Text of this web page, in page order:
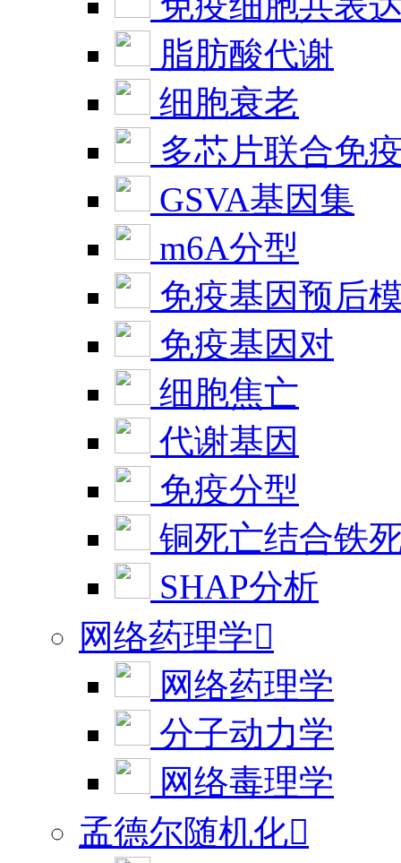
脂肪酸代谢
细胞衰老
多芯片联合免
GSVA基因集
m6A分型
免疫基因预后
免疫基因对
细胞焦亡
代谢基因
免疫分型
铜死亡结合铁
SHAP分析
网络药理学
网络药理学
分子动力学
网络毒理学
孟德尔随机化